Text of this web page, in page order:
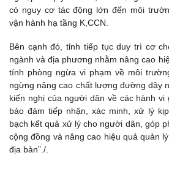
có nguy cơ tác động lớn đến môi
vận hành hạ tầng K,CCN.
Bên cạnh đó, tỉnh tiếp tục duy trì cơ
ngành và địa phương nhằm nâng cao
tính phòng ngừa vi phạm về môi
ngừng nâng cao chất lượng đường dây
kiến nghị của người dân về các hành vi
bảo đảm tiếp nhận, xác minh, xử lý
bạch kết quả xử lý cho người dân, góp
cộng đồng và nâng cao hiệu quả quản
địa bàn”./.